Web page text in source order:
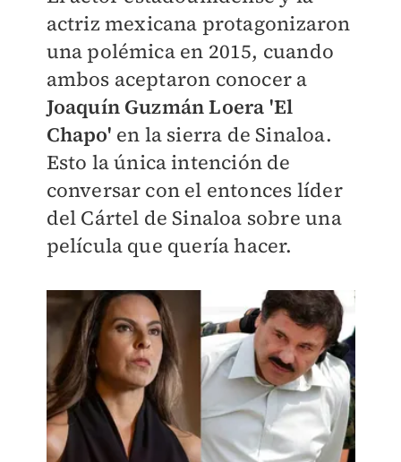
actriz mexicana protagonizaron
una polémica en 2015, cuando
ambos aceptaron conocer a
Joaquín Guzmán Loera 'El
Chapo' en la sierra de Sinaloa.
Esto la única intención de
conversar con el entonces líder
del Cártel de Sinaloa sobre una
película que quería hacer.